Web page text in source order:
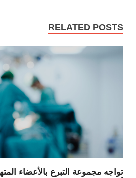
RELATED POSTS
تواجه مجموعة التبرع بالأعضاء